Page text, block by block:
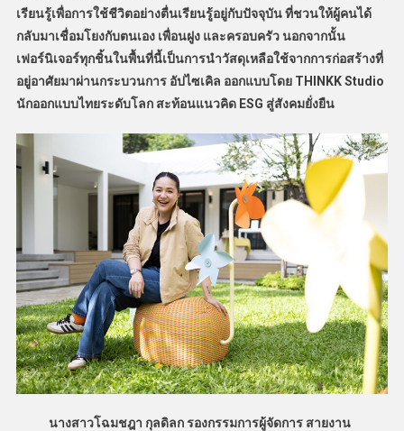
เรียนรู้เพื่อการใช้ชีวิตอย่างตื่นเรียนรู้อยู่กับปัจจุบัน ที่ชวนให้ผู้คนได้
กลับมาเชื่อมโยงกับตนเอง เพื่อนฝูง และครอบครัว นอกจากนั้น
เฟอร์นิเจอร์ทุกชิ้นในพื้นที่นี้เป็นการนำวัสดุเหลือใช้จากการก่อสร้างที่
อยู่อาศัยมาผ่านกระบวนการ อัปไซเคิล ออกแบบโดย THINKK Studio
นักออกแบบไทยระดับโลก สะท้อนแนวคิด ESG สู่สังคมยั่งยืน
นางสาวโฉมชฎา กุลดิลก รองกรรมการผู้จัดการ สายงาน